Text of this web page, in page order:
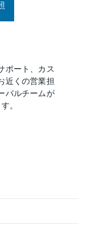
ポート、カス
近くの営業担
バルチームが
。